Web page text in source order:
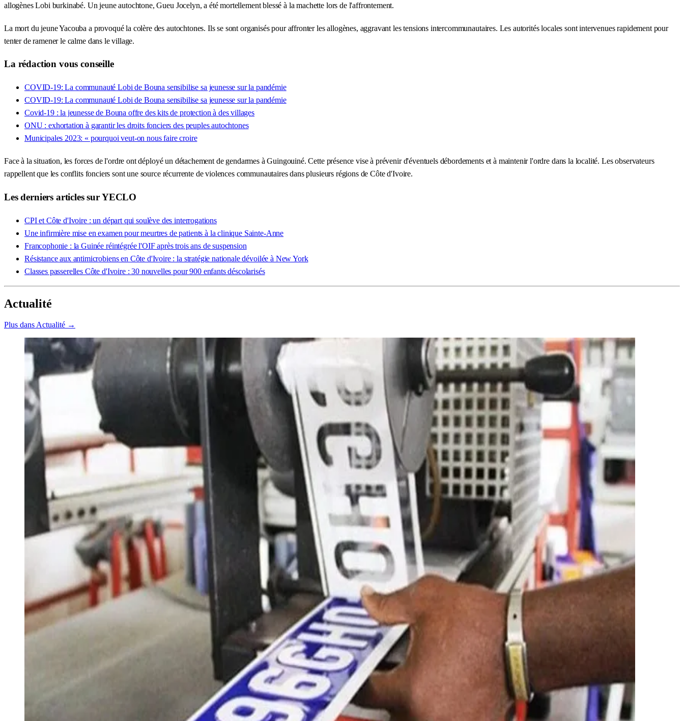
allogènes Lobi burkinabé. Un jeune autochtone, Gueu Jocelyn, a été mortellement blessé à la machette lors de l'affrontement.
La mort du jeune Yacouba a provoqué la colère des autochtones. Ils se sont organisés pour affronter les allogènes, aggravant les tensions intercommunautaires. Les autorités locales sont intervenues rapidement pour
tenter de ramener le calme dans le village.
La rédaction vous conseille
COVID-19: La communauté Lobi de Bouna sensibilise sa jeunesse sur la pandémie
COVID-19: La communauté Lobi de Bouna sensibilise sa jeunesse sur la pandémie
Covid-19 : la jeunesse de Bouna offre des kits de protection à des villages
ONU : exhortation à garantir les droits fonciers des peuples autochtones
Municipales 2023: « pourquoi veut-on nous faire croire
Face à la situation, les forces de l'ordre ont déployé un détachement de gendarmes à Guingouiné. Cette présence vise à prévenir d'éventuels débordements et à maintenir l'ordre dans la localité. Les observateurs
rappellent que les conflits fonciers sont une source récurrente de violences communautaires dans plusieurs régions de Côte d'Ivoire.
Les derniers articles sur YECLO
CPI et Côte d'Ivoire : un départ qui soulève des interrogations
Une infirmière mise en examen pour meurtres de patients à la clinique Sainte-Anne
Francophonie : la Guinée réintégrée l'OIF après trois ans de suspension
Résistance aux antimicrobiens en Côte d'Ivoire : la stratégie nationale dévoilée à New York
Classes passerelles Côte d'Ivoire : 30 nouvelles pour 900 enfants déscolarisés
Actualité
Plus dans Actualité →